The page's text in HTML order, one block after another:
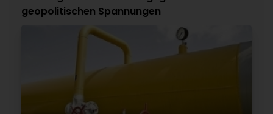
geopolitischen Spannungen